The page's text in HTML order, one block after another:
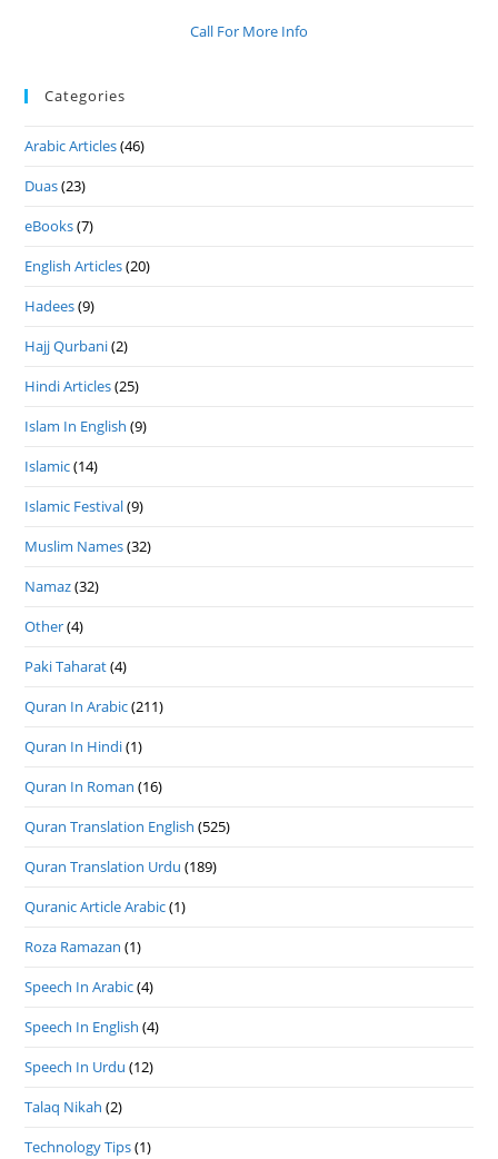
Call For More Info
Categories
Arabic Articles(46)
Duas(23)
eBooks(7)
English Articles(20)
Hadees(9)
Hajj Qurbani(2)
Hindi Articles(25)
Islam In English (9)
Islamic(14)
Islamic Festival(9)
Muslim Names(32)
Namaz(32)
Other(4)
Paki Taharat(4)
Quran In Arabic(211)
Quran In Hindi(1)
Quran In Roman (16)
Quran Translation English (525)
Quran Translation Urdu (189)
Quranic Article Arabic(1)
Roza Ramazan (1)
Speech In Arabic(4)
Speech In English (4)
Speech In Urdu (12)
Talaq Nikah (2)
Technology Tips(1)